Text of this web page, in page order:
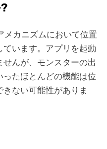
メカニズムにおいて位置
います。アプリを起動
んが、モンスターの出
たほとんどの機能は位
ない可能性がありま